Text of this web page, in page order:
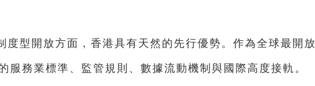
度型開放方面，香港具有天然的先行優勢。作為全球最開放
服務業標準、監管規則、數據流動機制與國際高度接軌。